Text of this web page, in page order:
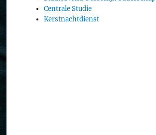
Centrale Studie
Kerstnachtdienst